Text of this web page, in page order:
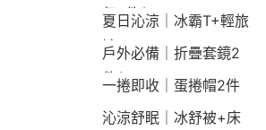
任2件$2290
夏日沁涼｜冰霸T+輕旅
褲
戶外必備｜折疊套鏡2
件$1790
一捲即收｜蛋捲帽2件
1790
沁涼舒眠｜冰舒被+床